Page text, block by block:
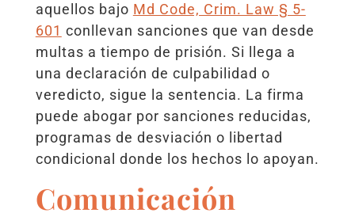
aquellos bajo Md Code, Crim. Law § 5-
601 conllevan sanciones que van desde
multas a tiempo de prisión. Si llega a
una declaración de culpabilidad o
veredicto, sigue la sentencia. La firma
puede abogar por sanciones reducidas,
programas de desviación o libertad
condicional donde los hechos lo apoyan.
Comunicación